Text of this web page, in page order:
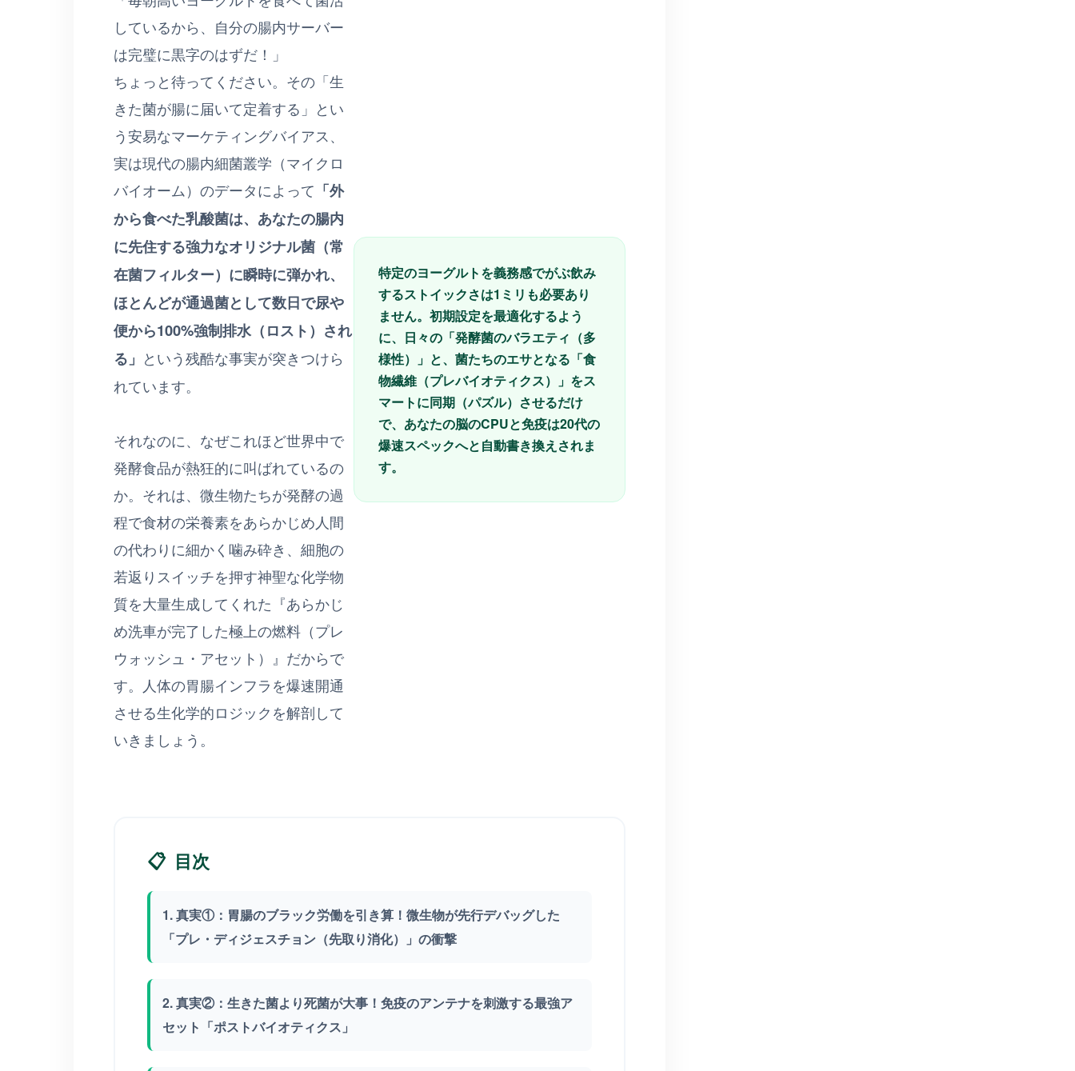
しているから、自分の腸内サーバー
は完璧に黒字のはずだ！」
ちょっと待ってください。その「生
きた菌が腸に届いて定着する」とい
う安易なマーケティングバイアス、
実は現代の腸内細菌叢学（マイクロ
バイオーム）のデータによって 「外
から食べた乳酸菌は、あなたの腸内
に先住する強力なオリジナル菌（常
在菌フィルター）に瞬時に弾かれ、
ほとんどが通過菌として数日で尿や
便から100%強制排水（ロスト）され
る」 という残酷な事実が突きつけら
れています。
それなのに、なぜこれほど世界中で
発酵食品が熱狂的に叫ばれているの
か。それは、微生物たちが発酵の過
程で食材の栄養素をあらかじめ人間
の代わりに細かく噛み砕き、細胞の
若返りスイッチを押す神聖な化学物
質を大量生成してくれた『あらかじ
め洗車が完了した極上の燃料（プレ
ウォッシュ・アセット）』だからで
す。人体の胃腸インフラを爆速開通
させる生化学的ロジックを解剖して
いきましょう。
特定のヨーグルトを義務感でがぶ飲み
するストイックさは1ミリも必要あり
ません。初期設定を最適化するよう
に、日々の「発酵菌のバラエティ（多
様性）」と、菌たちのエサとなる「食
物繊維（プレバイオティクス）」をス
マートに同期（パズル）させるだけ
で、あなたの脳のCPUと免疫は20代の
爆速スペックへと自動書き換えされま
す。
📋 目次
1. 真実①：胃腸のブラック労働を引き算！微生物が先行デバッグした
「プレ・ディジェスチョン（先取り消化）」の衝撃
2. 真実②：生きた菌より死菌が大事！免疫のアンテナを刺激する最強ア
セット「ポストバイオティクス」